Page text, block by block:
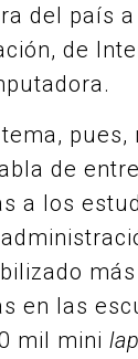
del país a
de
pues,
de
a los
en las
mil mini